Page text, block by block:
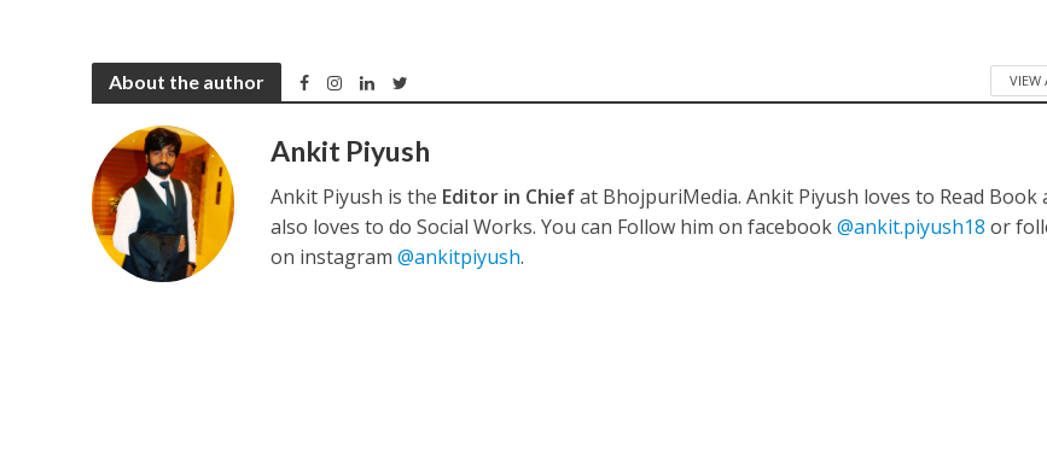
About the author VIEW
Ankit Piyush
Ankit Piyush is the Editor in Chiefat BhojpuriMedia. Ankit Piyush loves to Read Book
also loves to do Social Works. You can Follow him on facebook@ankit.piyush18 or
on instagram@ankitpiyush.